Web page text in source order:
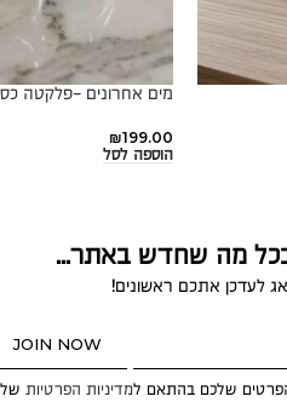
מים אחרונים -פלקטה
₪199.00
הוספה לסל
מה שחדש באתר...
לעדכן אתכם ראשונים!
שלכם בהתאם למדיניות הפרטיות
JOIN NOW